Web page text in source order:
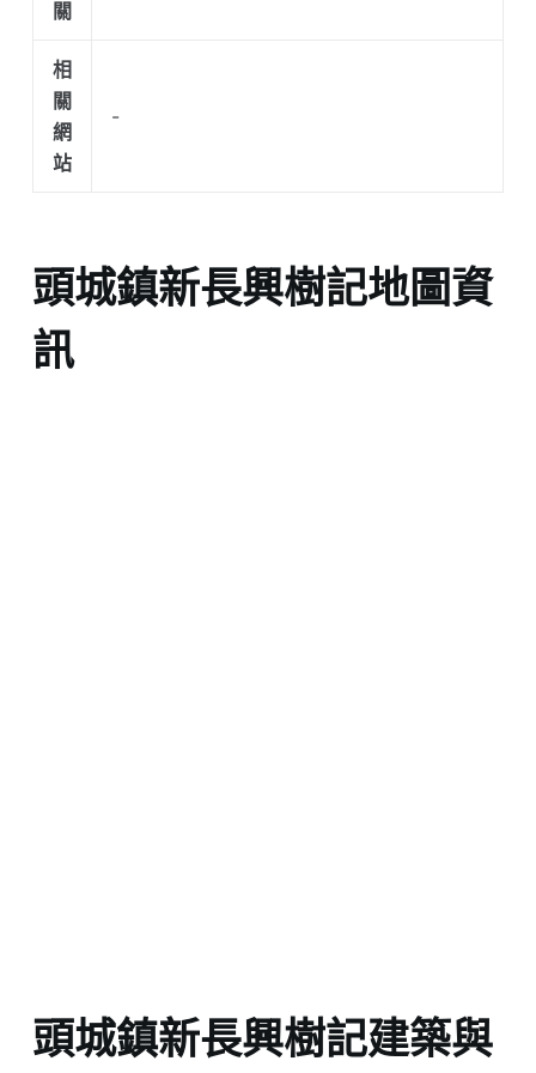
關
相
關
網
站
-
頭城鎮新長興樹記地圖資
訊
頭城鎮新長興樹記建築與